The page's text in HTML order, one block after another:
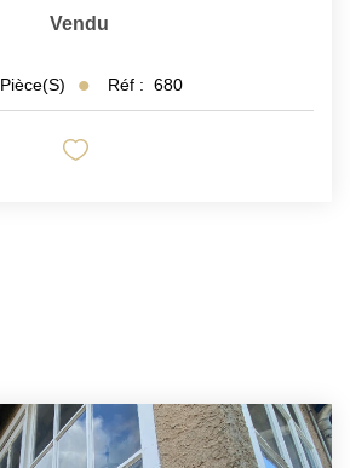
Vendu
Pièce(s) Réf : 680